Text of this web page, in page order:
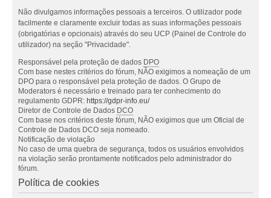
Não divulgamos informações pessoais a terceiros. O utilizador pode
facilmente e claramente excluir todas as suas informações pessoais
(obrigatórias e opcionais) através do seu UCP (Painel de Controle do
utilizador) na seção "Privacidade".
Responsável pela proteção de dados DPO
Com base nestes critérios do fórum, NÃO exigimos a nomeação de um
DPO para o responsável pela proteção de dados. O Grupo de
Moderators é necessário e treinado para ter conhecimento do
regulamento GDPR: https://gdpr-info.eu/
Diretor de Controle de Dados DCO
Com base nos critérios deste fórum, NÃO exigimos que um Oficial de
Controle de Dados DCO seja nomeado.
Notificação de violação
No caso de uma quebra de segurança, todos os usuários envolvidos
na violação serão prontamente notificados pelo administrador do
fórum.
Política de cookies